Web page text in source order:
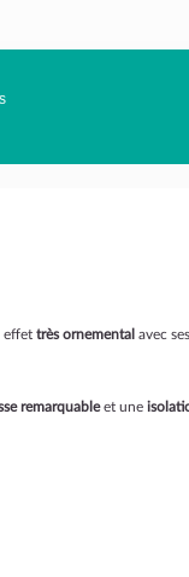
effet très ornemental avec
remarquableet une